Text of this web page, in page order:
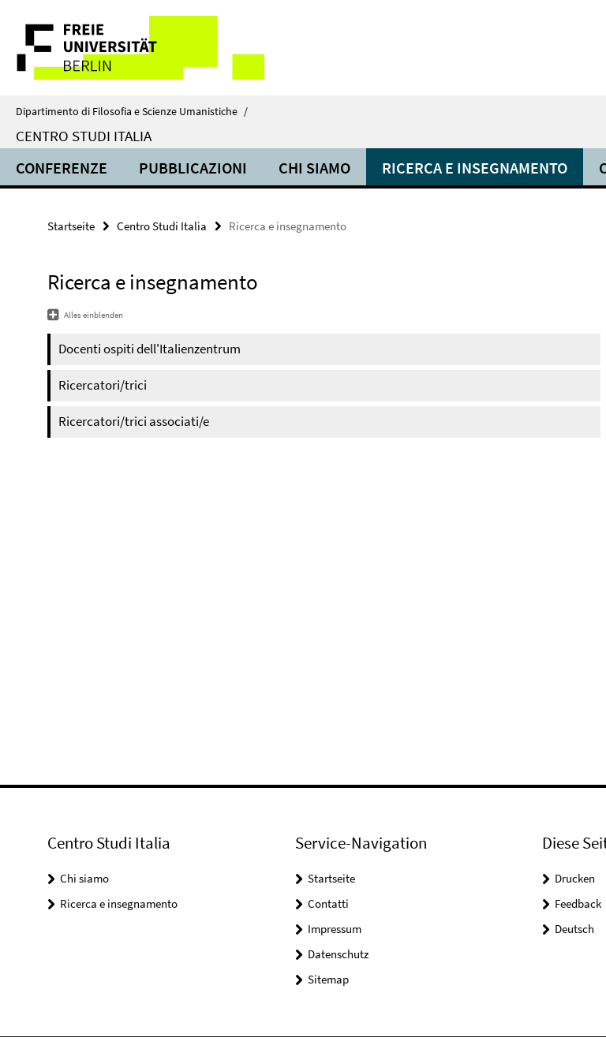
direkt
Inhalt
Service-
Navigation
Dipartimento di Filosofia e Scienze Umanistiche /
CENTRO STUDI ITALIA
CONFERENZE PUBBLICAZIONI CHI SIAMO RICERCA E INSEGNAMENTO
Startseite Centro Studi Italia Ricerca e insegnamento
Ricerca e insegnamento
Alles einblenden
Docenti ospiti dell'Italienzentrum
Ricercatori/trici
Ricercatori/trici associati/e
Centro Studi Italia
Chi siamo
Ricerca e insegnamento
Service-Navigation
Startseite
Contatti
Impressum
Datenschutz
Sitemap
Diese
Drucken
Feedback
Deutsch